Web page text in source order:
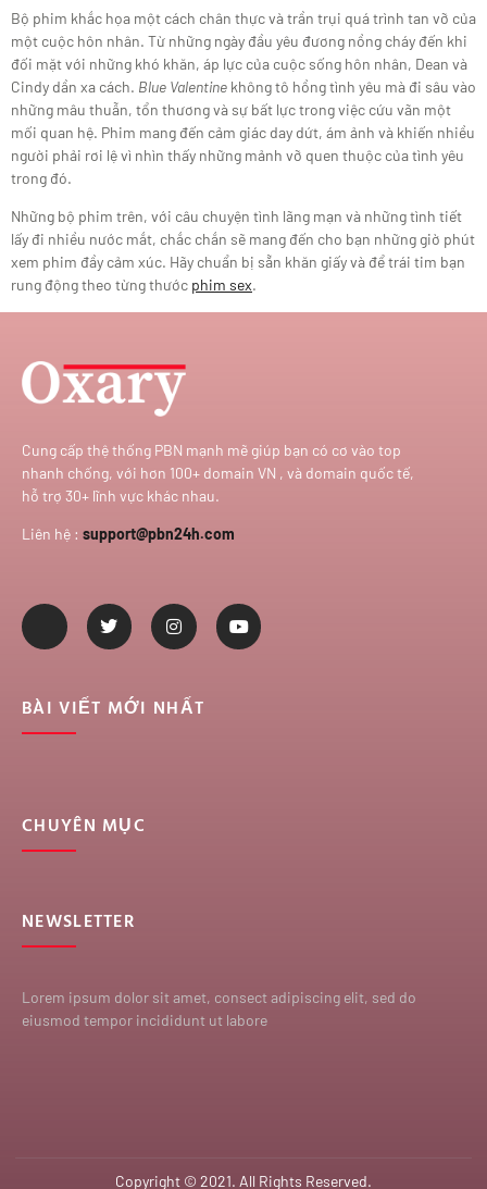
Bộ phim khắc họa một cách chân thực và trần trụi quá trình tan vỡ của
một cuộc hôn nhân. Từ những ngày đầu yêu đương nồng cháy đến khi
đối mặt với những khó khăn, áp lực của cuộc sống hôn nhân, Dean và
Cindy dần xa cách. Blue Valentine không tô hồng tình yêu mà đi sâu vào
những mâu thuẫn, tổn thương và sự bất lực trong việc cứu vãn một
mối quan hệ. Phim mang đến cảm giác day dứt, ám ảnh và khiến nhiều
người phải rơi lệ vì nhìn thấy những mảnh vỡ quen thuộc của tình yêu
trong đó.
Những bộ phim trên, với câu chuyện tình lãng mạn và những tình tiết
lấy đi nhiều nước mắt, chắc chắn sẽ mang đến cho bạn những giờ phút
xem phim đầy cảm xúc. Hãy chuẩn bị sẵn khăn giấy và để trái tim bạn
rung động theo từng thước phim sex.
Cung cấp thệ thống PBN mạnh mẽ giúp bạn có cơ vào top
nhanh chống, với hơn 100+ domain VN , và domain quốc tế,
hỗ trợ 30+ lĩnh vực khác nhau.
Liên hệ : support@pbn24h.com
BÀI VIẾT MỚI NHẤT
CHUYÊN MỤC
NEWSLETTER
Lorem ipsum dolor sit amet, consect adipiscing elit, sed do
eiusmod tempor incididunt ut labore
Copyright © 2021. All Rights Reserved.